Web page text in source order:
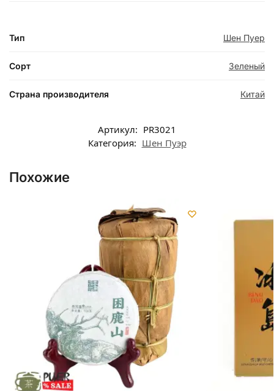
Тип Шен Пуер
Сорт Зеленый
Страна производителя Китай
Артикул: PR3021
Категория: Шен Пуэр
Похожие